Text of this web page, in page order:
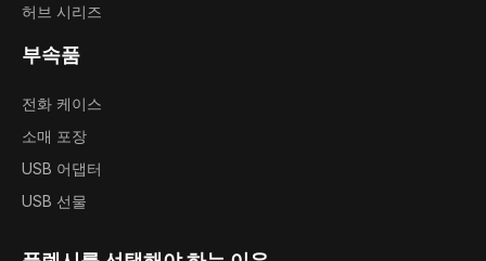
허브 시리즈
부속품
전화 케이스
소매 포장
USB 어댑터
USB 선물